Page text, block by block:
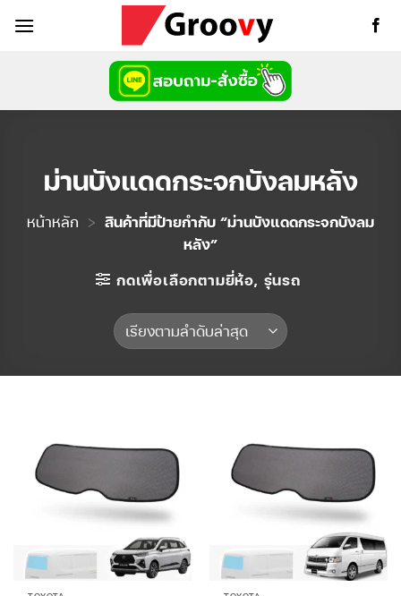
ม่านบังแดดกระจกบังลมหลัง
หน้าหลัก > สินค้าที่มีป้ายกำกับ “ม่านบังแดดกระจกบังลม
หลัง”
กดเพื่อเลือกตามยี่ห้อ, รุ่นรถ